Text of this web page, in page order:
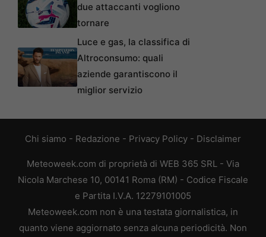
due attaccanti vogliono
tornare
Luce e gas, la classifica di
Altroconsumo: quali
aziende garantiscono il
miglior servizio
Chi siamo - Redazione - Privacy Policy - Disclaimer
Meteoweek.com di proprietà di WEB 365 SRL - Via
Nicola Marchese 10, 00141 Roma (RM) - Codice Fiscale
e Partita I.V.A. 12279101005
Meteoweek.com non è una testata giornalistica, in
quanto viene aggiornato senza alcuna periodicità. Non